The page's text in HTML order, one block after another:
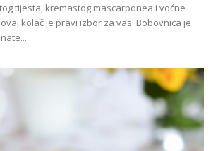
tijesta, kremastog mascarponea i voćne
kolač je pravi izbor za vas. Bobovnica je